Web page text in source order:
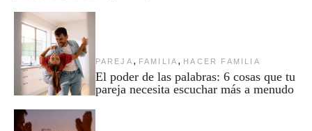
PAREJA , FAMILIA , HACER FAMILIA
El poder de las palabras: 6 cosas que tu
pareja necesita escuchar más a menudo